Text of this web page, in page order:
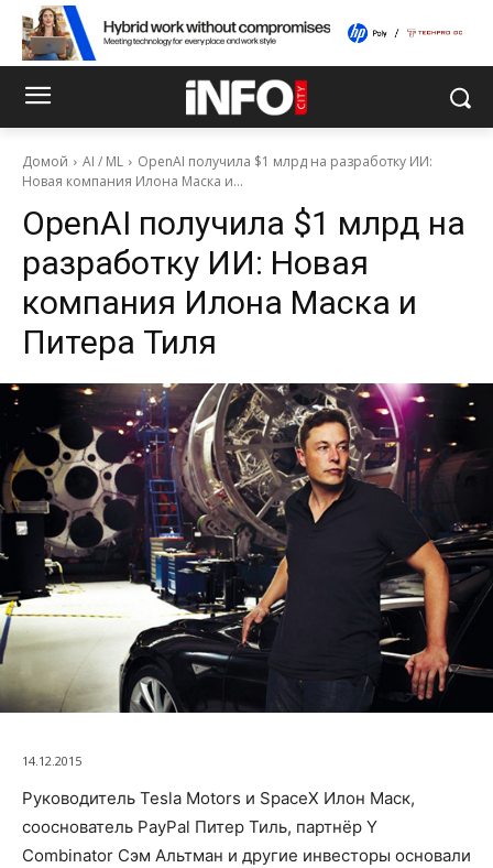
Домой AI / ML
OpenAI получила $1 млрд на разработку ИИ:
Новая компания Илона Маска и...
OpenAI получила $1 млрд на
разработку ИИ: Новая
компания Илона Маска и
Питера Тиля
14.12.2015
Руководитель Tesla Motors и SpaceX Илон Маск,
сооснователь PayPal Питер Тиль, партнёр Y
Combinator Сэм Альтман и другие инвесторы основали